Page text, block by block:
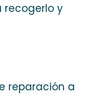
recogerlo y
reparación a